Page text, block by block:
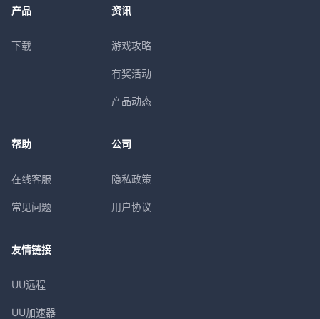
产品
下载
资讯
游戏攻略
有奖活动
产品动态
帮助
在线客服
常见问题
公司
隐私政策
用户协议
友情链接
UU远程
UU加速器